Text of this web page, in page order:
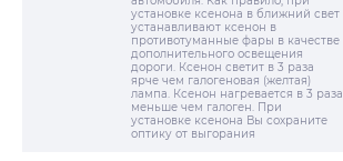
установке ксенона в ближний свет
устанавливают ксенон в
противотуманные фары в качестве
дополнительного освещения
дороги. Ксенон светит в 3 раза
ярче чем галогеновая (желтая)
лампа. Ксенон нагревается в 3 раза
меньше чем галоген. При
установке ксенона Вы сохраните
оптику от выгорания